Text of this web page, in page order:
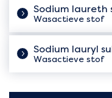
Sodium laureth
Wasactieve stof
Sodium lauryl
Wasactieve stof